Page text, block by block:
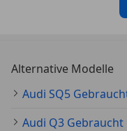
Alternative Modelle
Audi SQ5
Audi Q3 Gebraucht